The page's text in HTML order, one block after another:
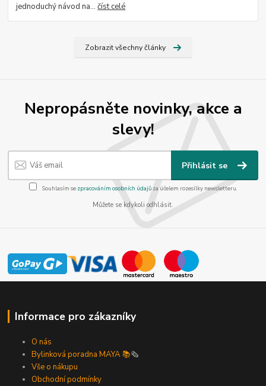
jednoduchý návod na...číst celé
Zobrazit všechny články
Nepropásněte novinky, akce a
slevy!
Přihlásit se
Souhlasím se zpracováním osobních údajůza účelem rozesílky newsletteru.
Můžete se kdykoli odhlásit.
Informace pro zákazníky
O nás
Bylinková poradna MAYA 📚🗞️
Vše o nákupu
Obchodní podmínky